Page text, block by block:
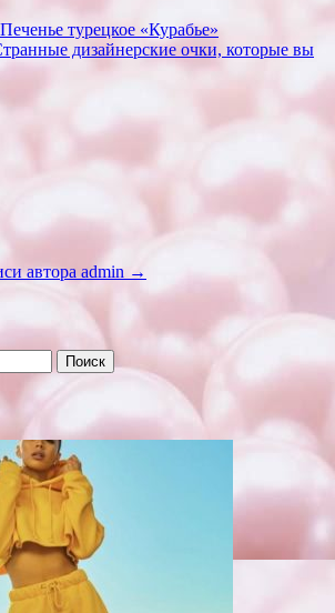
Печенье турецкое «Курабье»
дизайнерские очки, которые вы
автора admin →